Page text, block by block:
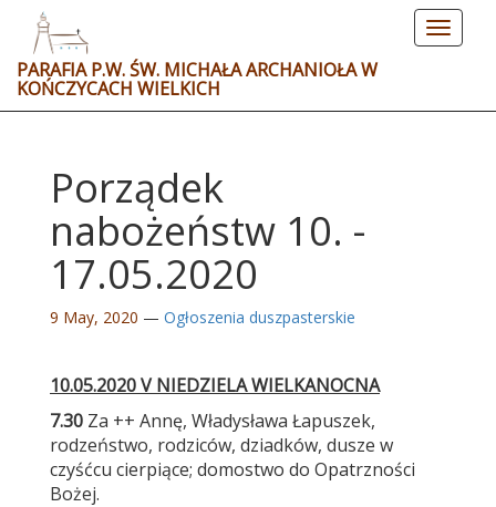
Toggle
PARAFIA P.W. ŚW. MICHAŁA ARCHANIOŁA W
KOŃCZYCACH WIELKICH
Porządek
nabożeństw 10. -
17.05.2020
9 May, 2020 — Ogłoszenia duszpasterskie
10.05.2020 V NIEDZIELA WIELKANOCNA
7.30 Za ++ Annę, Władysława Łapuszek,
rodzeństwo, rodziców, dziadków, dusze w
czyśćcu cierpiące; domostwo do Opatrzności
Bożej.